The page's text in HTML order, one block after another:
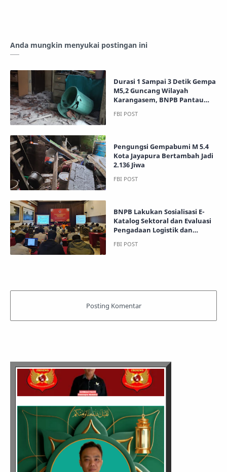
Anda mungkin menyukai postingan ini
Durasi 1 Sampai 3 Detik Gempa
M5,2 Guncang Wilayah
Karangasem, BNPB Pantau
Pengungsi Gempabumi M 5.4
Kota Jayapura Bertambah Jadi
2.136 Jiwa
BNPB Lakukan Sosialisasi E-
Katalog Sektoral dan Evaluasi
Pengadaan Logistik dan